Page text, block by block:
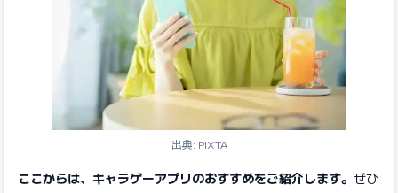
出典: PIXTA
ここからは、キャラゲーアプリのおすすめをご紹介します。 ぜひ